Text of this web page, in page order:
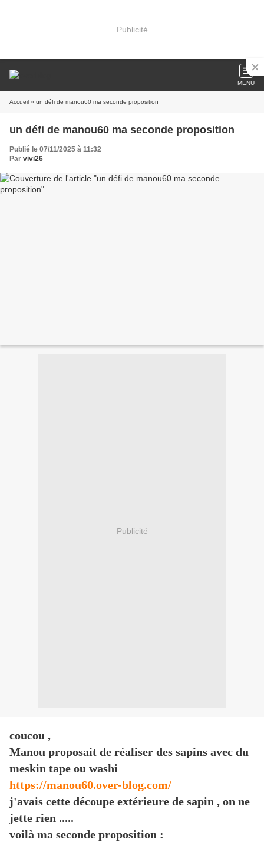
Publicité
MENU
Accueil » un défi de manou60 ma seconde proposition
un défi de manou60 ma seconde proposition
Publié le 07/11/2025 à 11:32
Par vivi26
Publicité
coucou ,
Manou proposait de réaliser des sapins avec du
meskin tape ou washi
https://manou60.over-blog.com/
j'avais cette découpe extérieure de sapin , on ne
jette rien .....
voilà ma seconde proposition :